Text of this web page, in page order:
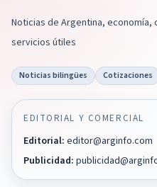
Noticias de Argentina,
servicios útiles
Noticias bilingües Cotizaciones
EDITORIAL Y COMERCIAL
Editorial: editor@arginfo.com
Publicidad: